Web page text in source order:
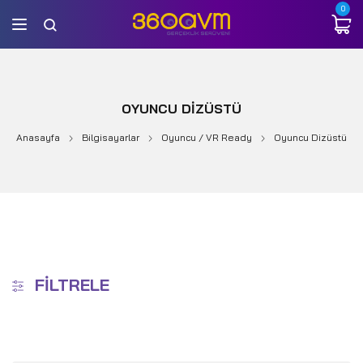
0
OYUNCU DIZÜSTÜ
Anasayfa Bilgisayarlar Oyuncu / VR Ready Oyuncu Dizüstü
FILTRELE